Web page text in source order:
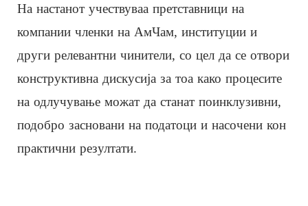
На настанот учествуваа претставници на
компании членки на АмЧам, институции и
други релевантни чинители, со цел да се отвори
конструктивна дискусија за тоа како процесите
на одлучување можат да станат поинклузивни,
подобро засновани на податоци и насочени кон
практични резултати.